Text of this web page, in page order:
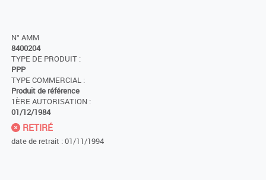
N° AMM
8400204
TYPE DE PRODUIT :
PPP
TYPE COMMERCIAL :
Produit de référence
1ÈRE AUTORISATION :
01/12/1984
RETIRÉ
date de retrait : 01/11/1994